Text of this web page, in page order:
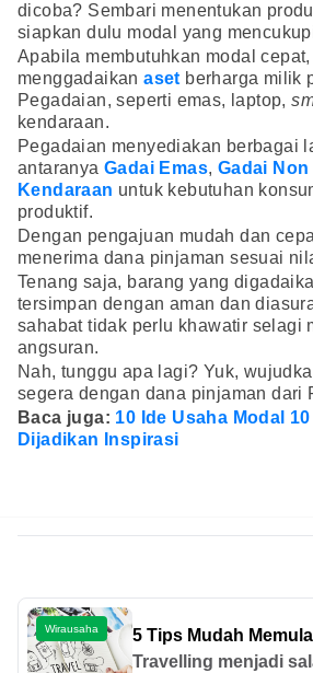
dicoba? Sembari menentukan
siapkan dulu modal yang
Apabila membutuhkan modal
menggadaikanaset berharga milik
Pegadaian, seperti emas, laptop,
kendaraan.
Pegadaian menyediakan berbagai
antaranyaGadai Emas, Gadai Non
Kendaraan untuk kebutuhan
produktif.
Dengan pengajuan mudah dan
menerima dana pinjaman sesuai
Tenang saja, barang yang
tersimpan dengan aman dan
sahabat tidak perlu khawatir selagi
angsuran.
Nah, tunggu apa lagi? Yuk,
segera dengan dana pinjaman dari
Baca juga: 10 Ide Usaha Modal
Dijadikan Inspirasi
Wirausaha
5 Tips Mudah
Travelling menjadi